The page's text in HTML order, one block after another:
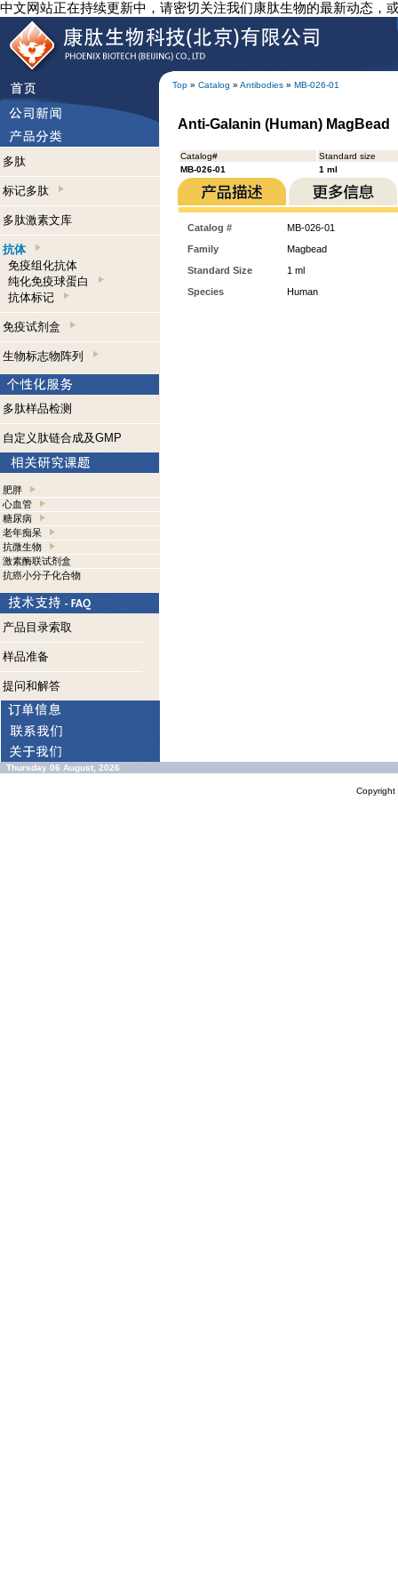
中文网站正在持续更新中，请密切关注我们康肽生物的最新动态，
Top » Catalog » Antibodies » MB-026-01
多肽
标记多肽
多肽激素文库
抗体
免疫组化抗体
纯化免疫球蛋白
抗体标记
免疫试剂盒
生物标志物阵列
多肽样品检测
自定义肽链合成及GMP
肥胖
心血管
糖尿病
老年痴呆
抗微生物
激素酶联试剂盒
抗癌小分子化合物
产品目录索取
样品准备
提问和解答
Anti-Galanin (Human) MagBead
Catalog#
Standard size
MB-026-01
1 ml
Catalog #
MB-026-01
Family
Magbead
Standard Size
1 ml
Species
Human
Thursday 06 August, 2026